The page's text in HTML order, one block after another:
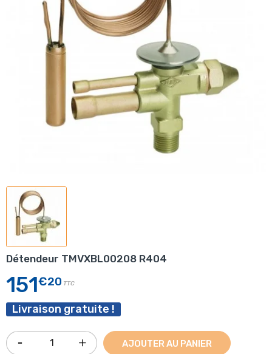
Détendeur TMVXBL00208 R404
151€20 TTC
Livraison gratuite !
AJOUTER AU PANIER